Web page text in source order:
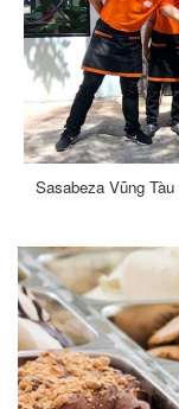
Sasabeza Vũng Tàu